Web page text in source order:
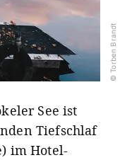
© Torben Brandt
See ist
Tiefschlaf
im Hotel-